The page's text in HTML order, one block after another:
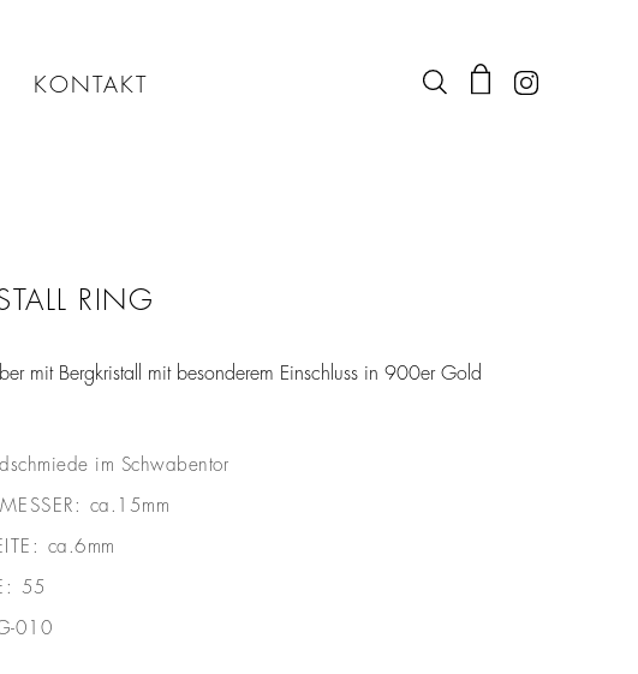
KONTAKT
RING
mit Bergkristall mit besonderem Einschluss in 900er Gold
im Schwabentor
ca.15mm
ca.6mm
55
010